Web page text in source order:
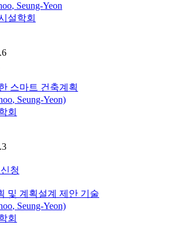
, Seung-Yeon
설학회
스마트 건축계획
, Seung-Yeon)
회
청
및 계획설계 제안 기술
, Seung-Yeon)
회